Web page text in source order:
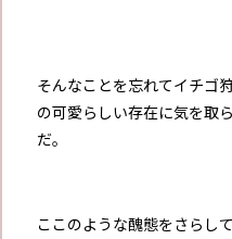
そんなことを忘れてイチゴ
の可愛らしい存在に気を取
だ。
ここのような醜態をさらし